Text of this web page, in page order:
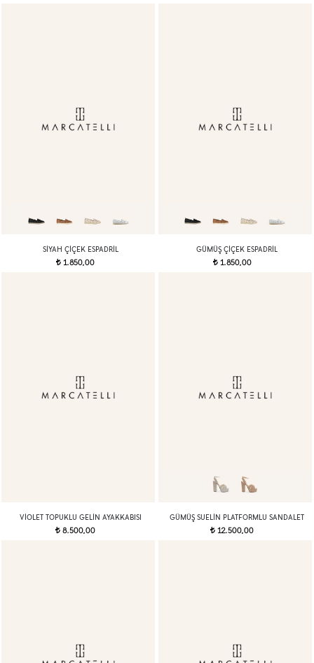
SIYAH ÇİÇEK ESPADRİL
t 1.850,00
GÜMÜŞ ÇİÇEK ESPADRİL
t1.850,00
VIOLET TOPUKLU GELIN AYAKKABISI
t 8.500,00
GÜMÜŞ SUELIN PLATFORMLU SANDALET
t 12.500,00